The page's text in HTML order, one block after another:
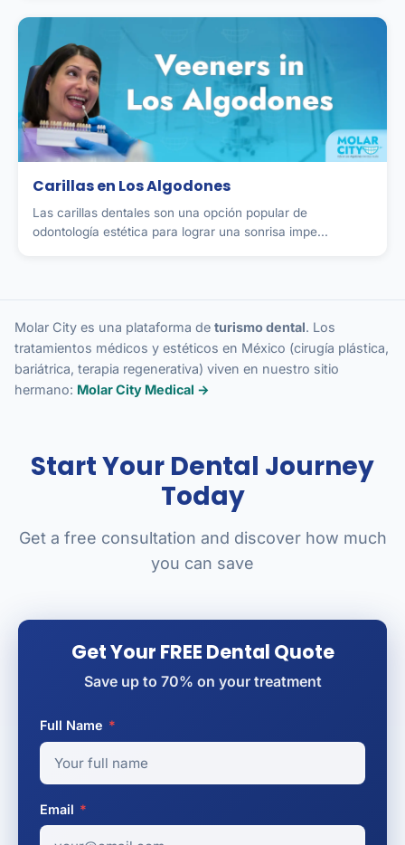
Carillas en Los Algodones
Las carillas dentales son una opción popular de
odontología estética para lograr una sonrisa impe...
Molar City es una plataforma de turismo dental. Los
tratamientos médicos y estéticos en México (cirugía plástica,
bariátrica, terapia regenerativa) viven en nuestro sitio
hermano: Molar City Medical →
Start Your Dental Journey
Today
Get a free consultation and discover how much
you can save
Get Your FREE Dental Quote
Save up to 70% on your treatment
Full Name *
Email *